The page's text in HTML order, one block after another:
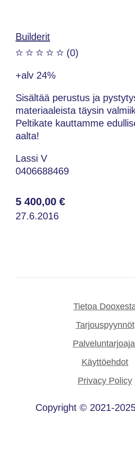
Builderit
(0)
+alv 24%
Sisältää perustus ja
materiaaleista täysin
Peltikate kauttamme
aalta!
Lassi V
0406688469
5 400,00 €
27.6.2016
Tietoa
Tarjouspyynnöt
Käyttöehdot
Privacy Policy
Copyright © 2021-